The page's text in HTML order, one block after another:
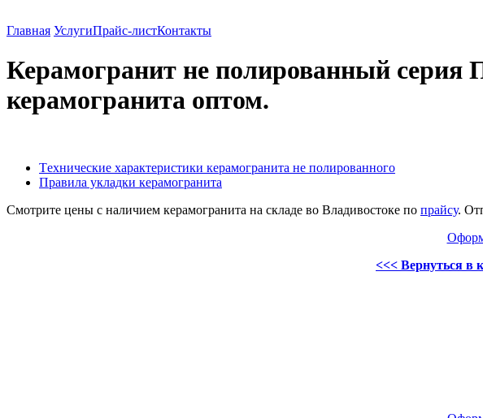
Главная УслугиПрайс-листКонтакты
Керамогранит не полированный серия
керамогранита оптом.
Tехнические характеристики керамогранита не полированного
Правила укладки керамогранита
Смотрите цены с наличием керамогранита на складе во Владивостоке по прайсу.
<<< Вернуться в